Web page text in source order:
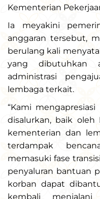
Kementerian
Ia meyakini
anggaran tersebut,
berulang kali
yang dibutuhkan
administrasi
lembaga terkait.
“Kami
disalurkan, baik oleh
kementerian dan
terdampak
memasuki fase
penyaluran bantuan
korban dapat
kembali